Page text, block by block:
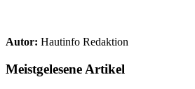
Autor: Hautinfo Redaktion
Meistgelesene Artikel